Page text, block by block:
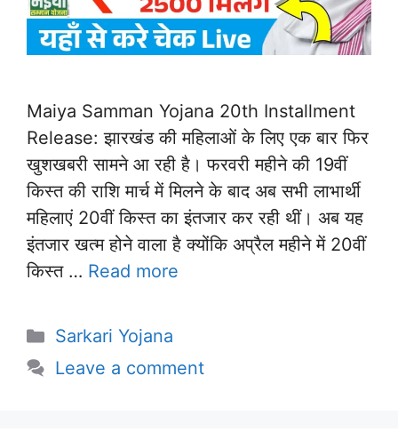
Maiya Samman Yojana 20th Installment
Release: झारखंड की महिलाओं के लिए एक बार फिर
खुशखबरी सामने आ रही है। फरवरी महीने की 19वीं
किस्त की राशि मार्च में मिलने के बाद अब सभी लाभार्थी
महिलाएं 20वीं किस्त का इंतजार कर रही थीं। अब यह
इंतजार खत्म होने वाला है क्योंकि अप्रैल महीने में 20वीं
किस्त … Read more
Categories
Sarkari Yojana
Leave a comment